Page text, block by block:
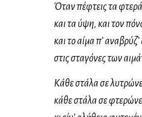
Όταν πέφτεις τα
και τα ύψη, και τον
και το αίμα π’
στις σταγόνες των
Κάθε στάλα σε
κάθε στάλα σε